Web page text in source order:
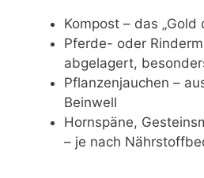
Kompost – das „Gold
Pferde- oder
abgelagert,
Pflanzenjauchen –
Beinwell
Hornspäne,
– je nach